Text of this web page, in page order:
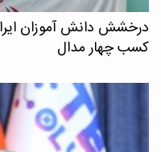
درخشش دانش آموزان
کسب چهار مدال